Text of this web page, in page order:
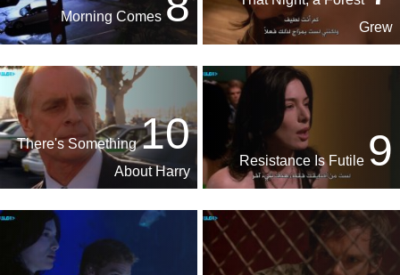
Grew
8
9
10
There's Something
About Harry